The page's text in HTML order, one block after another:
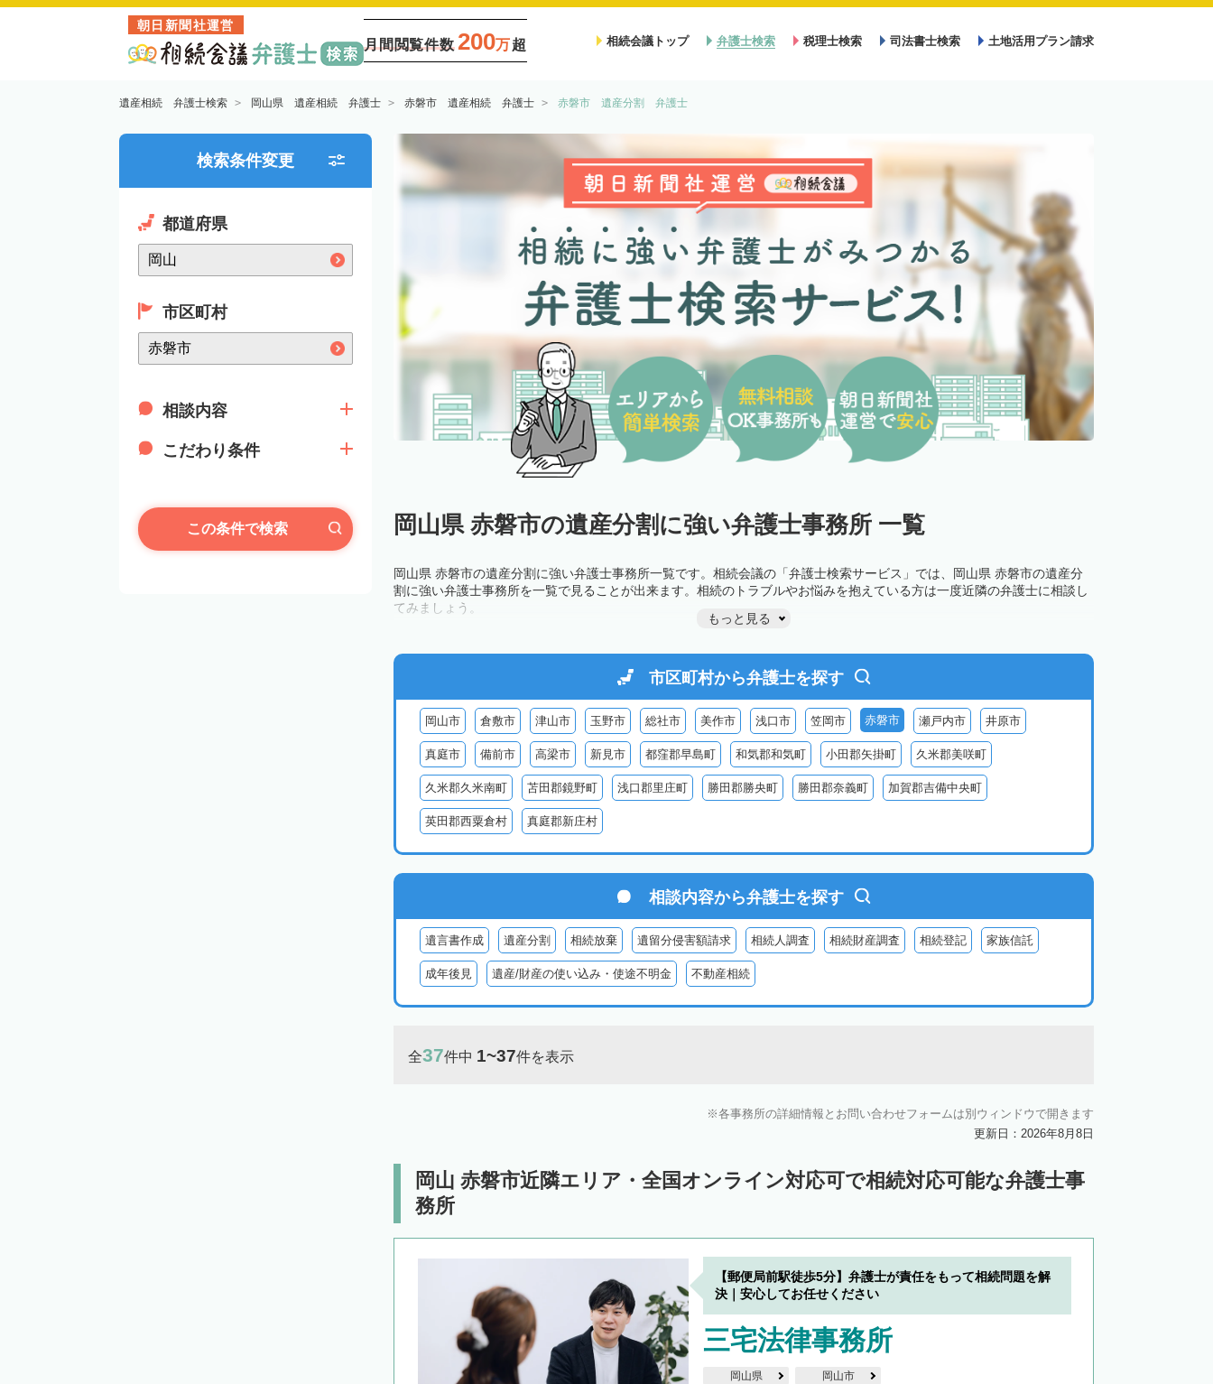
朝日新聞社運営
月間閲覧件数 200万超 相続会議トップ 弁護士検索 税理士検索 司法書士検索 土地活用プラン請求
遺産相続 弁護士検索 岡山県 遺産相続 弁護士 赤磐市 遺産相続 弁護士 赤磐市 遺産分割 弁護士
検索条件変更
都道府県
市区町村
相談内容
こだわり条件
この条件で検索 岡山県 赤磐市の遺産分割に強い弁護士事務所 一覧
岡山県 赤磐市の遺産分割に強い弁護士事務所一覧です。相続会議の「弁護士検索サービス」では、岡山県 赤磐市の遺産分
割に強い弁護士事務所を一覧で見ることが出来ます。相続のトラブルやお悩みを抱えている方は一度近隣の弁護士に相談し
てみましょう。
もっと見る
市区町村から弁護士を探す
岡山市 倉敷市 津山市 玉野市 総社市 美作市 浅口市 笠岡市 赤磐市 瀬戸内市 井原市
真庭市 備前市 高梁市 新見市 都窪郡早島町 和気郡和気町 小田郡矢掛町 久米郡美咲町
久米郡久米南町 苫田郡鏡野町 浅口郡里庄町 勝田郡勝央町 勝田郡奈義町 加賀郡吉備中央町
英田郡西粟倉村 真庭郡新庄村
相談内容から弁護士を探す
遺言書作成 遺産分割 相続放棄 遺留分侵害額請求 相続人調査 相続財産調査 相続登記 家族信託
成年後見 遺産/財産の使い込み・使途不明金 不動産相続
全37件中 1~37件を表示
各事務所の詳細情報とお問い合わせフォームは別ウィンドウで開きます
更新日：2026年8月8日
岡山 赤磐市近隣エリア・全国オンライン対応可で相続対応可能な弁護士事
務所
【郵便局前駅徒歩5分】弁護士が責任をもって相続問題を解
決｜安心してお任せください
三宅法律事務所
岡山県 岡山市